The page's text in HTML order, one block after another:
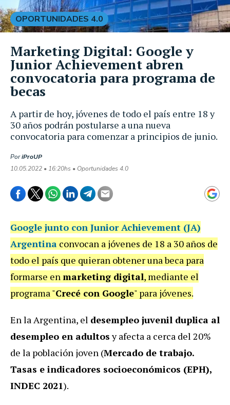
A partir de hoy, jóvenes de todo el país entre 18 y
30 años podrán postularse a una nueva
convocatoria para comenzar a principios de junio.
PoriProUP
10.05.2022 • 16:20hs • Oportunidades 4.0
OPORTUNIDADES 4.0
Marketing Digital: Google y
Junior Achievement abren
convocatoria para programa de
becas
Google junto con Junior Achievement (JA)
Argentina convocan a jóvenes de 18 a 30 años de
todo el país que quieran obtener una beca para
formarse enmarketing digital, mediante el
programa "Crecé con Google" para jóvenes.
En la Argentina, el desempleo juvenil duplica al
desempleo en adultosy afecta a cerca del 20%
de la población joven (Mercado de trabajo.
Tasas e indicadores socioeconómicos (EPH),
INDEC 2021).